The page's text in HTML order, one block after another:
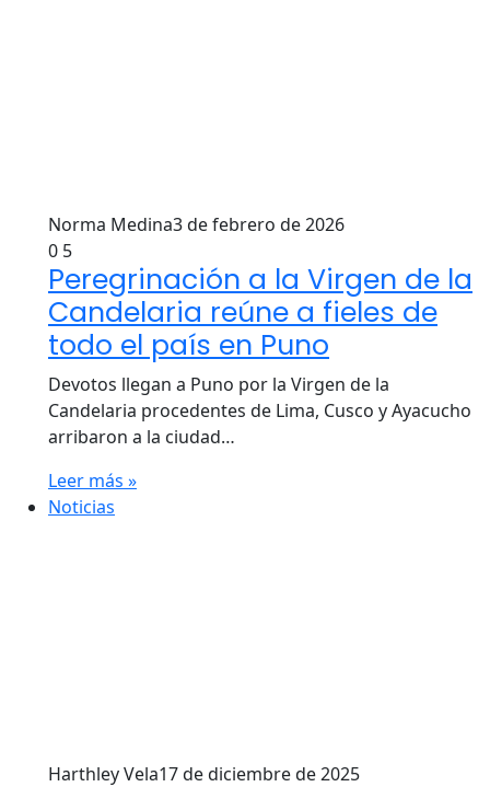
Norma Medina3 de febrero de 2026
0 5
Peregrinación a la Virgen de la
Candelaria reúne a fieles de
todo el país en Puno
Devotos llegan a Puno por la Virgen de la
Candelaria procedentes de Lima, Cusco y Ayacucho
arribaron a la ciudad…
Leer más »
Noticias
Harthley Vela17 de diciembre de 2025